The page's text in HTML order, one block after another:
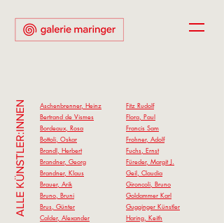
ALLE KÜNSTLER:INNEN
Aschenbrenner, Heinz
Bertrand de Vismes
Bordeaux, Rosa
Bottoli, Oskar
Brandl, Herbert
Brandner, Georg
Brandner, Klaus
Brauer, Arik
Bruno, Bruni
Brus, Günter
Calder, Alexander
Fitz Rudolf
Flora, Paul
Francis Sam
Frohner, Adolf
Fuchs, Ernst
Füreder, Margit J.
Geil, Claudia
Gironcoli, Bruno
Goldammer Karl
Gugginger Künstler
Haring, Keith